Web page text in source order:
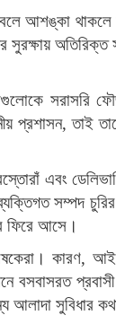
আশঙ্কা থাকলে
সুরক্ষায়
সরাসরি
প্রশাসন, তাই
এবং
সম্পদ
ফিরে আসে।
কারণ,
বসবাসরত প্রবাসী
আলাদা সুবিধার